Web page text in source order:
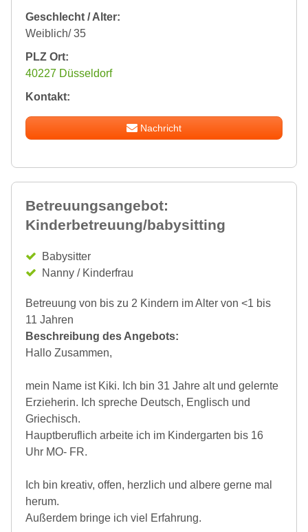
Geschlecht / Alter:
Weiblich/ 35
PLZ Ort:
40227 Düsseldorf
Kontakt:
Nachricht
Betreuungsangebot:
Kinderbetreuung/babysitting
Babysitter
Nanny / Kinderfrau
Betreuung von bis zu 2 Kindern im Alter von <1 bis
11 Jahren
Beschreibung des Angebots:
Hallo Zusammen,
mein Name ist Kiki. Ich bin 31 Jahre alt und gelernte
Erzieherin. Ich spreche Deutsch, Englisch und
Griechisch.
Hauptberuflich arbeite ich im Kindergarten bis 16
Uhr MO- FR.
Ich bin kreativ, offen, herzlich und albere gerne mal
herum.
Außerdem bringe ich viel Erfahrung.